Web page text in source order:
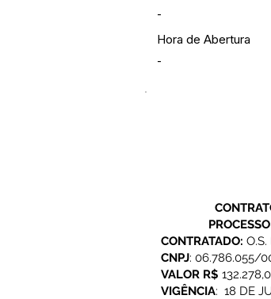
-
Hora de Abertura
-
PROCESSO
CONTRATADO:
CNPJ: 06.786.055/
VALOR R$
VIGÊNCIA: 18 DE